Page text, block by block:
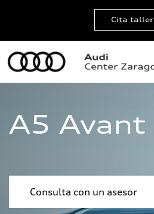
Cita taller
A5 Avant
Consulta con un asesor